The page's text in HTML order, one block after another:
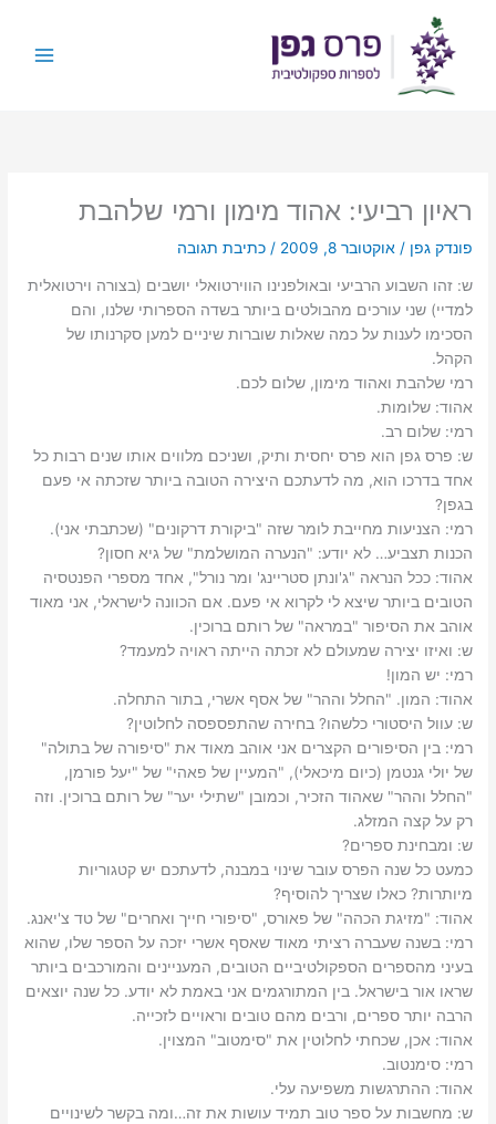
ראיון רביעי: אהוד מימון ורמי שלהבת
פונדק גפן /אוקטובר 8, 2009 /כתיבת תגובה
ש: ‫זהו השבוע הרביעי ובאולפנינו הווירטואלי יושבים (בצורה וירטואלית
למדיי) שני עורכים מהבולטים ביותר בשדה הספרותי שלנו, והם
הסכימו לענות על כמה שאלות שוברות שיניים למען סקרנותו של
הקהל.
רמי שלהבת ואהוד מימון, שלום לכם.‬
אהוד: ‫שלומות.‬
רמי: ‫שלום רב.‬
ש: ‫פרס גפן הוא פרס יחסית ותיק, ושניכם מלווים אותו שנים רבות כל
אחד בדרכו הוא, מה לדעתכם היצירה הטובה ביותר שזכתה אי פעם
בגפן?‬
רמי: ‫הצניעות מחייבת לומר שזה "ביקורת דרקונים" (שכתבתי אני).
הכנות תצביע… לא יודע: "הנערה המושלמת" של גיא חסון?‬
אהוד: ‫ככל הנראה "ג'ונתן סטריינג' ומר נורל", אחד מספרי הפנטסיה
הטובים ביותר שיצא לי לקרוא אי פעם.‬ אם הכוונה לישראלי, אני מאוד
אוהב את הסיפור "במראה" של רותם ברוכין.‬
ש: ‫ואיזו יצירה שמעולם לא זכתה הייתה ראויה למעמד?‬
רמי: ‫יש המון!‬
אהוד: ‫המון. "החלל וההר" של אסף אשרי, בתור התחלה.‬
ש: ‫עוול היסטורי כלשהו? בחירה שהתפספסה לחלוטין?‬
רמי: ‫בין הסיפורים הקצרים אני אוהב מאוד את "סיפורה של בתולה"
של יולי גנטמן (כיום מיכאלי), "המעיין של פאהי" של "יעל פורמן,
"החלל וההר" שאהוד הזכיר, וכמובן "שתילי יער" של רותם ברוכין. וזה
רק על קצה המזלג.
ש: ‫ומבחינת ספרים?‬
‫כמעט כל שנה הפרס עובר שינוי במבנה, לדעתכם יש קטגוריות
מיותרות? כאלו שצריך להוסיף?‬
אהוד: ‫"מזיגת הכהה" של פאורס, "סיפורי חייך ואחרים" של טד צ'יאנג.‬
רמי: ‫בשנה שעברה רציתי מאוד שאסף אשרי יזכה על הספר שלו, שהוא
בעיני מהספרים הספקולטיביים הטובים, המעניינים והמורכבים ביותר
שראו אור בישראל.‬ בין המתורגמים אני באמת לא יודע. כל שנה יוצאים
הרבה יותר ספרים, ורבים מהם טובים וראויים לזכייה.‬
אהוד: ‫אכן, שכחתי לחלוטין את "סימטוב" המצוין.‬
רמי: ‫סימנטוב.
אהוד: ‫ההתרגשות משפיעה עלי.‬
ש: ‫מחשבות על ספר טוב תמיד עושות את זה…‬ומה בקשר לשינויים